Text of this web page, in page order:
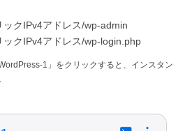
クIPv4アドレス/wp-admin
クIPv4アドレス/wp-login.php
1」をクリックすると、インスタン